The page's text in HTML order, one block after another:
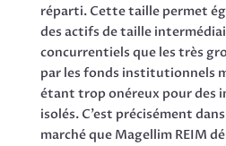
réparti. Cette taille permet
des actifs de taille
concurrentiels que les très
par les fonds institutionnels
étant trop onéreux pour des
isolés. C’est précisément
marché que Magellim REIM